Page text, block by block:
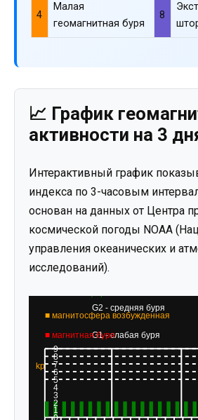
4
Малая
геомагнитная буря
8
📈 График
активности на 3
Интерактивный график
индекса по 3-часовым
основан на данных от Центра
космической погоды NOAA
управления океанических и
исследований).